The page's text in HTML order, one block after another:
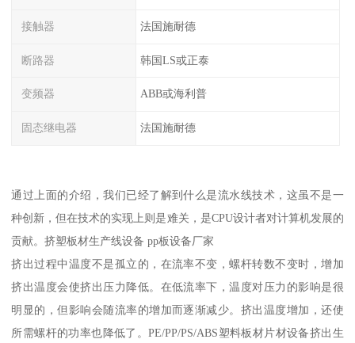
接触器 法国施耐德
断路器 韩国LS或正泰
变频器 ABB或海利普
固态继电器 法国施耐德
通过上面的介绍，我们已经了解到什么是流水线技术，这虽不是一
种创新，但在技术的实现上则是难关，是CPU设计者对计算机发展的
贡献。挤塑板材生产线设备 pp板设备厂家
挤出过程中温度不是孤立的，在流率不变，螺杆转数不变时，增加
挤出温度会使挤出压力降低。在低流率下，温度对压力的影响是很
明显的，但影响会随流率的增加而逐渐减少。挤出温度增加，还使
所需螺杆的功率也降低了。PE/PP/PS/ABS塑料板材片材设备挤出生